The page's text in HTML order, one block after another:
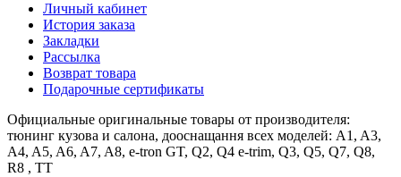
Личный кабинет
История заказа
Закладки
Рассылка
Возврат товара
Подарочные сертификаты
Официальные оригинальные товары от производителя:
тюнинг кузова и салона, дооснащання всех моделей: A1, A3,
A4, A5, A6, A7, A8, e-tron GT, Q2, Q4 e-trim, Q3, Q5, Q7, Q8,
R8 , TT